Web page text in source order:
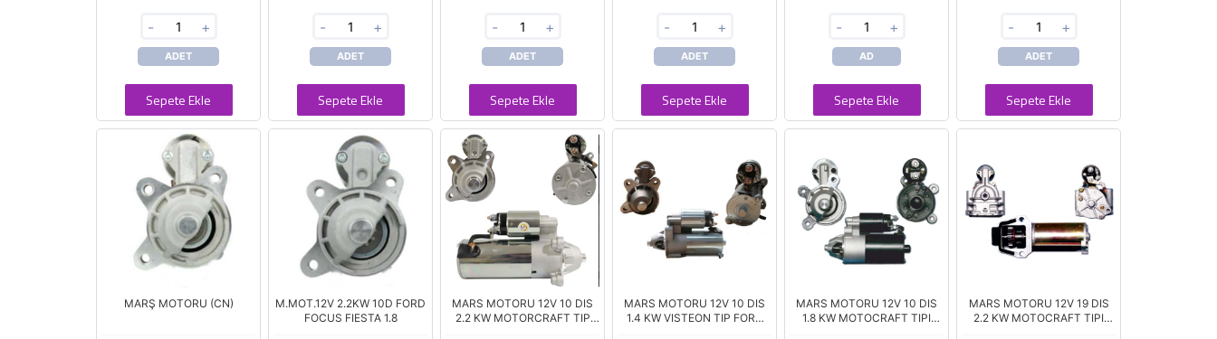
- +
ADET
Sepete Ekle
- +
ADET
Sepete Ekle
- +
ADET
Sepete Ekle
- +
ADET
Sepete Ekle
- +
AD
Sepete Ekle
- +
ADET
Sepete Ekle
MARŞ MOTORU (CN)
M.MOT.12V 2.2KW 10D FORD
FOCUS FIESTA 1.8
MARS MOTORU 12V 10 DIS
2.2 KW MOTORCRAFT TIP
MARS MOTORU 12V 10 DIS
1.4 KW VISTEON TIP FORD
MARS MOTORU 12V 10 DIS
1.8 KW MOTOCRAFT TIPI
MARS MOTORU 12V 19 DIS
2.2 KW MOTOCRAFT TIPI